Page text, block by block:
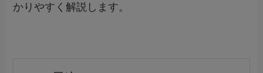
かりやすく解説します。